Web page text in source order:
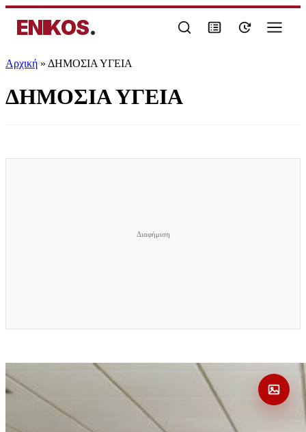
ENIKOS.
Αρχική » ΔΗΜΟΣΙΑ ΥΓΕΙΑ
ΔΗΜΟΣΙΑ ΥΓΕΙΑ